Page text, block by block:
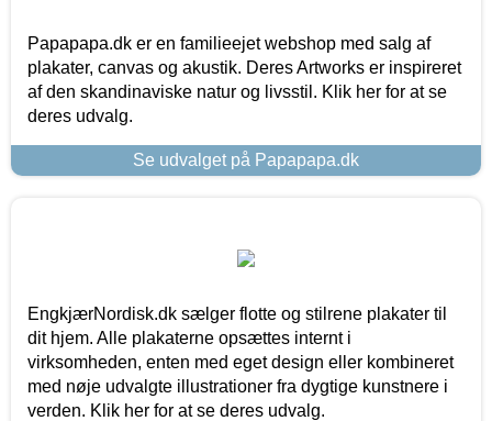
Papapapa.dk er en familieejet webshop med salg af
plakater, canvas og akustik. Deres Artworks er inspireret
af den skandinaviske natur og livsstil. Klik her for at se
deres udvalg.
Se udvalget på Papapapa.dk
EngkjærNordisk.dk sælger flotte og stilrene plakater til
dit hjem. Alle plakaterne opsættes internt i
virksomheden, enten med eget design eller kombineret
med nøje udvalgte illustrationer fra dygtige kunstnere i
verden. Klik her for at se deres udvalg.